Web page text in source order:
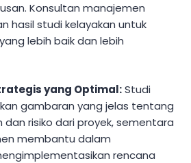
Konsultan manajemen
hasil studi kelayakan untuk
lebih baik dan lebih
yang Optimal:Studi
gambaran yang jelas tentang
risiko dari proyek, sementara
membantu dalam
rencana